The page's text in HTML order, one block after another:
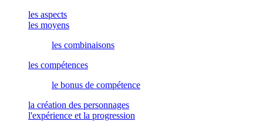
les aspects
les moyens
les combinaisons
les compétences
le bonus de compétence
la création des personnages
l'expérience et la progression